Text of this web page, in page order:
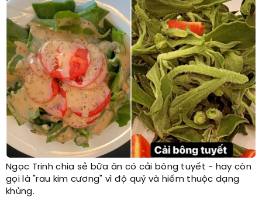
Ngọc Trinh chia sẻ bữa ăn có cải bông tuyết - hay còn
gọi là "rau kim cương" vì độ quý và hiếm thuộc dạng
khủng.